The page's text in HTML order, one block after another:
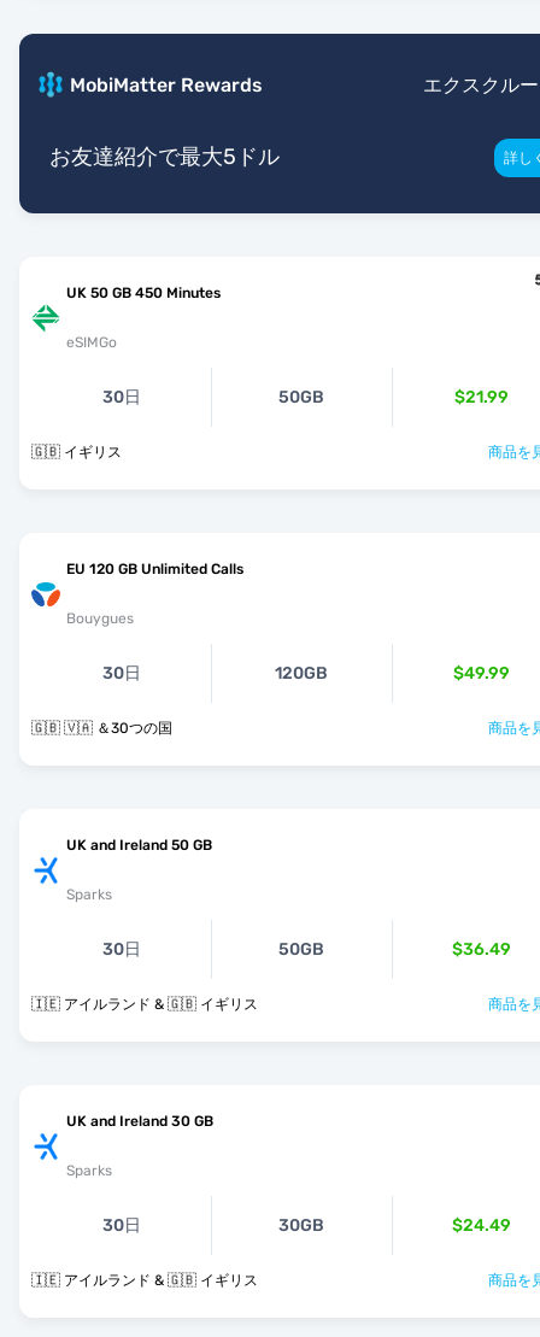
MobiMatter Rewards エクスクル
お友達紹介で最大5ドル 詳し
UK 50 GB 450 Minutes
eSIMGo
30日 50GB $21.99
🇬🇧 イギリス 商品を
EU 120 GB Unlimited Calls
Bouygues
30日 120GB $49.99
🇬🇧 🇻🇦 ＆30つの国 商品を
UK and Ireland 50 GB
Sparks
30日 50GB $36.49
🇮🇪 アイルランド & 🇬🇧 イギリス 商品を
UK and Ireland 30 GB
Sparks
30日 30GB $24.49
🇮🇪 アイルランド & 🇬🇧 イギリス 商品を